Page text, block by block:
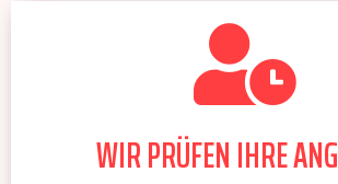
WIR PRÜFEN IHRE